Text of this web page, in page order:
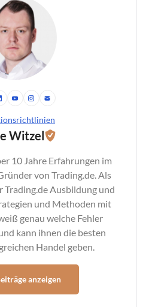
Witzel
10 Jahre Erfahrungen im
von Trading.de. Als
Trading.de Ausbildung und
und Methoden mit
genau welche Fehler
kann ihnen die besten
Handel geben.
anzeigen